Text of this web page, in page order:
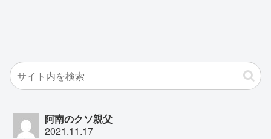
阿南のクソ親父
2021.11.17